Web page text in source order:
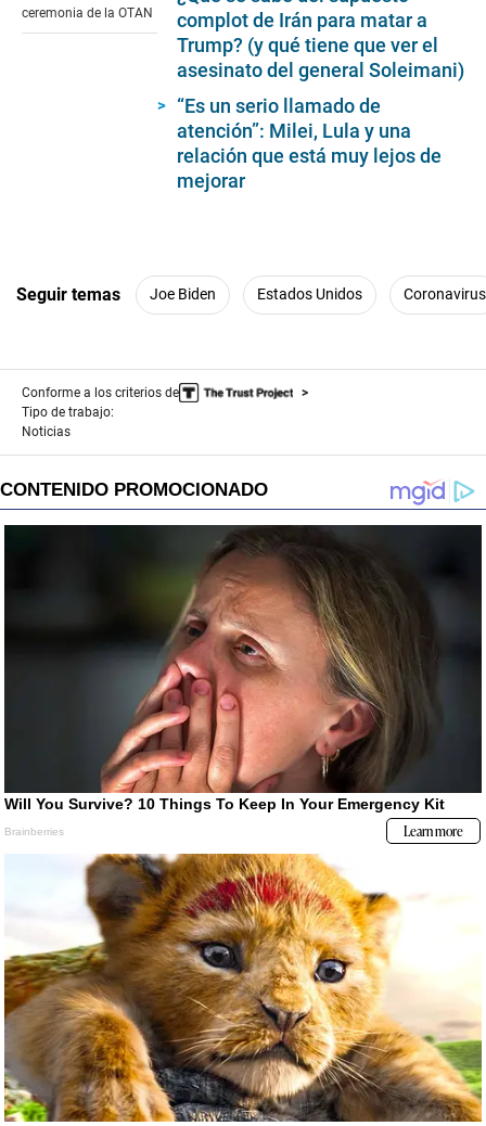
ceremonia de la OTAN
complot de Irán para matar a
Trump? (y qué tiene que ver el
asesinato del general Soleimani)
“Es un serio llamado de
atención”: Milei, Lula y una
relación que está muy lejos de
mejorar
Seguir temas Joe Biden Estados Unidos Coronavirus
Conforme a los criterios de
Tipo de trabajo:
Noticias